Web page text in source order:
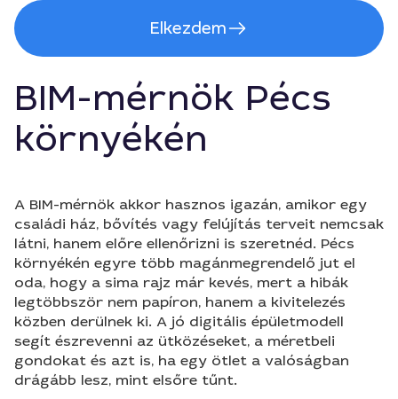
Elkezdem
BIM-mérnök Pécs
környékén
A BIM-mérnök akkor hasznos igazán, amikor egy
családi ház, bővítés vagy felújítás terveit nemcsak
látni, hanem előre ellenőrizni is szeretnéd. Pécs
környékén egyre több magánmegrendelő jut el
oda, hogy a sima rajz már kevés, mert a hibák
legtöbbször nem papíron, hanem a kivitelezés
közben derülnek ki. A jó digitális épületmodell
segít észrevenni az ütközéseket, a méretbeli
gondokat és azt is, ha egy ötlet a valóságban
drágább lesz, mint elsőre tűnt.